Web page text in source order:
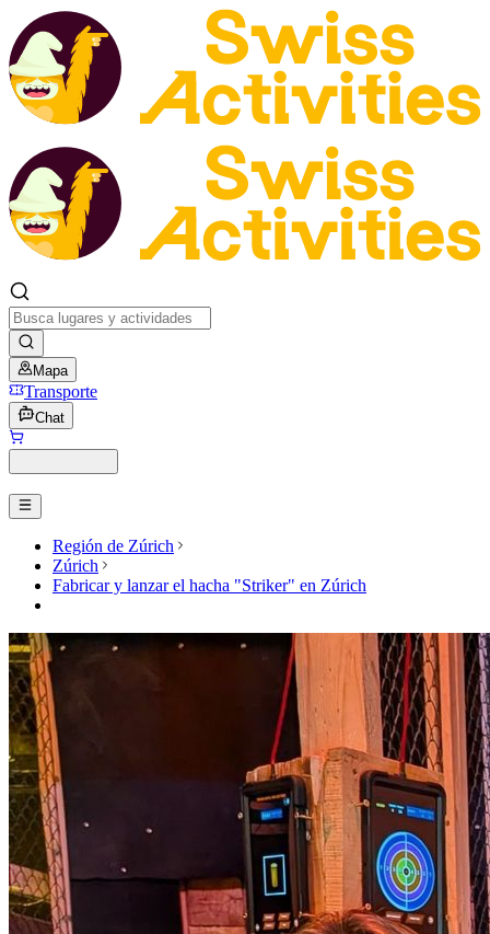
Mapa
Transporte
Chat
Región de Zúrich
Zúrich
Fabricar y lanzar el hacha "Striker" en Zúrich